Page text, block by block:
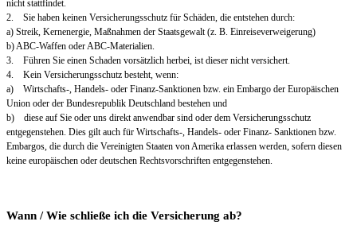
nicht stattfindet.
2. Sie haben keinen Versicherungsschutz für Schäden, die entstehen durch:
a) Streik, Kernenergie, Maßnahmen der Staatsgewalt (z. B. Einreiseverweigerung)
b) ABC-Waffen oder ABC-Materialien.
3. Führen Sie einen Schaden vorsätzlich herbei, ist dieser nicht versichert.
4. Kein Versicherungsschutz besteht, wenn:
a) Wirtschafts-, Handels- oder Finanz-Sanktionen bzw. ein Embargo der Europäischen
Union oder der Bundesrepublik Deutschland bestehen und
b) diese auf Sie oder uns direkt anwendbar sind oder dem Versicherungsschutz
entgegenstehen. Dies gilt auch für Wirtschafts-, Handels- oder Finanz- Sanktionen bzw.
Embargos, die durch die Vereinigten Staaten von Amerika erlassen werden, sofern diesen
keine europäischen oder deutschen Rechtsvorschriften entgegenstehen.
Wann / Wie schließe ich die Versicherung ab?